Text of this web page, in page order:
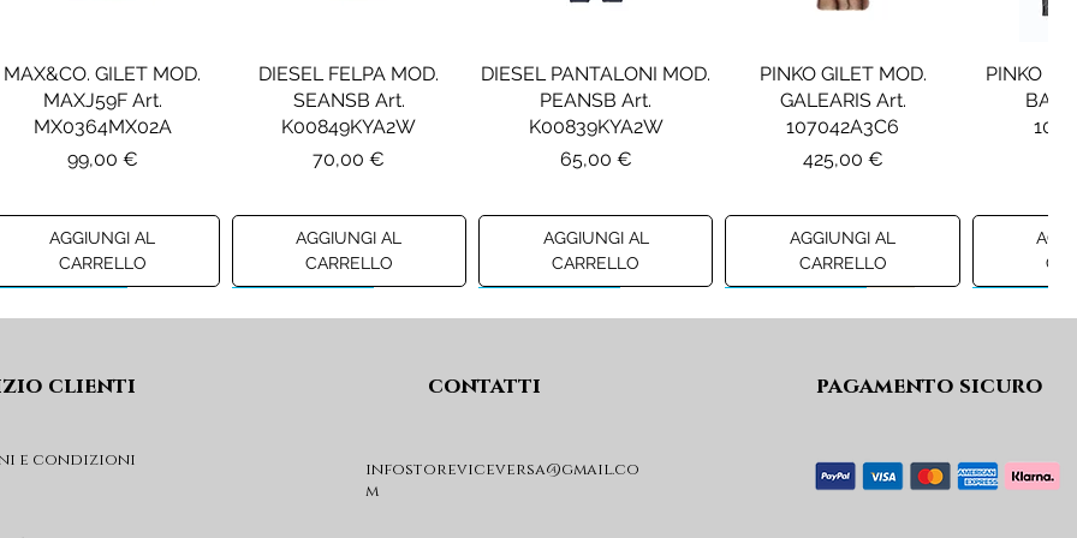
MAX&CO. GILET MOD.
MAXJ59F Art.
MX0364MX02A
Prezzo
99,00 €
AGGIUNGI AL
CARRELLO
DIESEL FELPA MOD.
SEANSB Art.
K00849KYA2W
Prezzo
70,00 €
AGGIUNGI AL
CARRELLO
DIESEL PANTALONI MOD.
PEANSB Art.
K00839KYA2W
Prezzo
65,00 €
AGGIUNGI AL
CARRELLO
PINKO GILET MOD.
GALEARIS Art.
107042A3C6
Prezzo
425,00 €
AGGIUNGI AL
CARRELLO
PINKO
PINKO GIACCA MOD.
TWINSET MANTELLA IN
TWINSET
clienti
e condizioni
contatti
infostoreviceversa@gmail.co
m
pagamento sicuro